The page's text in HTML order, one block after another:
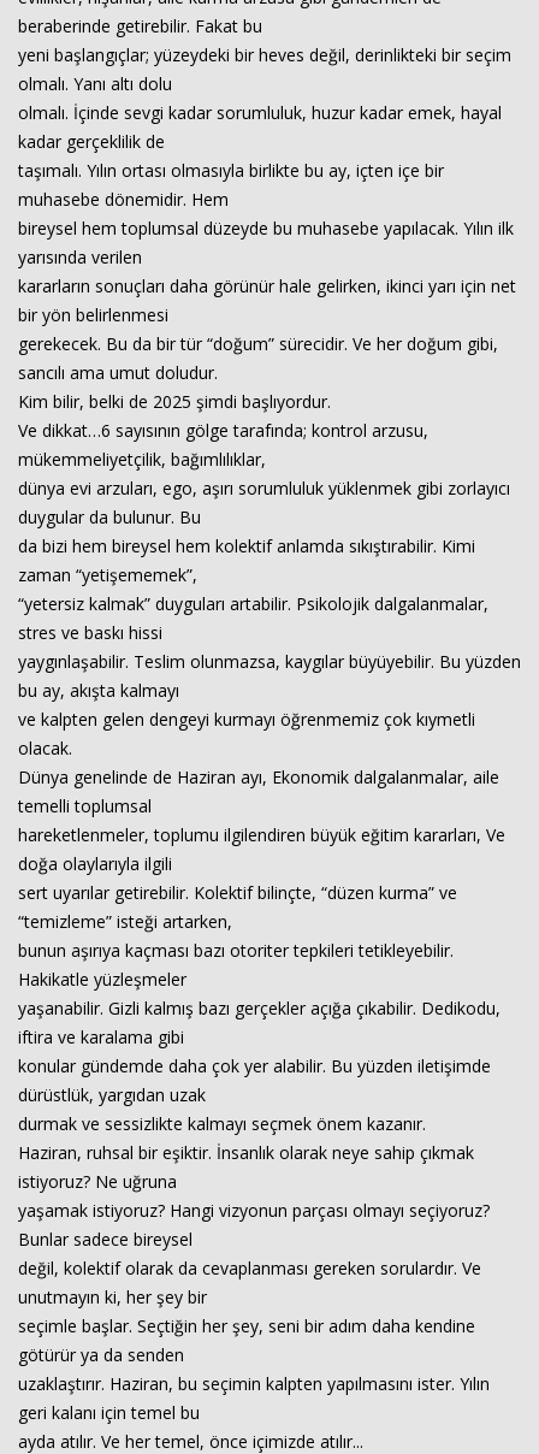
beraberinde getirebilir. Fakat bu
yeni başlangıçlar; yüzeydeki bir heves değil, derinlikteki bir seçim
olmalı. Yanı altı dolu
olmalı. İçinde sevgi kadar sorumluluk, huzur kadar emek, hayal
kadar gerçeklilik de
taşımalı. Yılın ortası olmasıyla birlikte bu ay, içten içe bir
muhasebe dönemidir. Hem
bireysel hem toplumsal düzeyde bu muhasebe yapılacak. Yılın ilk
yarısında verilen
kararların sonuçları daha görünür hale gelirken, ikinci yarı için net
bir yön belirlenmesi
gerekecek. Bu da bir tür “doğum” sürecidir. Ve her doğum gibi,
sancılı ama umut doludur.
Kim bilir, belki de 2025 şimdi başlıyordur.
Ve dikkat…6 sayısının gölge tarafında; kontrol arzusu,
mükemmeliyetçilik, bağımlılıklar,
dünya evi arzuları, ego, aşırı sorumluluk yüklenmek gibi zorlayıcı
duygular da bulunur. Bu
da bizi hem bireysel hem kolektif anlamda sıkıştırabilir. Kimi
zaman “yetişememek”,
“yetersiz kalmak” duyguları artabilir. Psikolojik dalgalanmalar,
stres ve baskı hissi
yaygınlaşabilir. Teslim olunmazsa, kaygılar büyüyebilir. Bu yüzden
bu ay, akışta kalmayı
ve kalpten gelen dengeyi kurmayı öğrenmemiz çok kıymetli
olacak.
Dünya genelinde de Haziran ayı, Ekonomik dalgalanmalar, aile
temelli toplumsal
hareketlenmeler, toplumu ilgilendiren büyük eğitim kararları, Ve
doğa olaylarıyla ilgili
sert uyarılar getirebilir. Kolektif bilinçte, “düzen kurma” ve
“temizleme” isteği artarken,
bunun aşırıya kaçması bazı otoriter tepkileri tetikleyebilir.
Hakikatle yüzleşmeler
yaşanabilir. Gizli kalmış bazı gerçekler açığa çıkabilir. Dedikodu,
iftira ve karalama gibi
konular gündemde daha çok yer alabilir. Bu yüzden iletişimde
dürüstlük, yargıdan uzak
durmak ve sessizlikte kalmayı seçmek önem kazanır.
Haziran, ruhsal bir eşiktir. İnsanlık olarak neye sahip çıkmak
istiyoruz? Ne uğruna
yaşamak istiyoruz? Hangi vizyonun parçası olmayı seçiyoruz?
Bunlar sadece bireysel
değil, kolektif olarak da cevaplanması gereken sorulardır. Ve
unutmayın ki, her şey bir
seçimle başlar. Seçtiğin her şey, seni bir adım daha kendine
götürür ya da senden
uzaklaştırır. Haziran, bu seçimin kalpten yapılmasını ister. Yılın
geri kalanı için temel bu
ayda atılır. Ve her temel, önce içimizde atılır...